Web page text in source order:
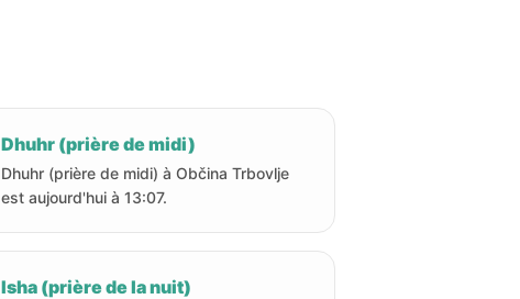
Dhuhr (prière de midi)
Dhuhr (prière de midi) à Občina Trbovlje
est aujourd'hui à 13:07.
Isha (prière de la nuit)